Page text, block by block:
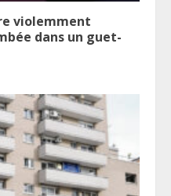
violemment
dans un guet-